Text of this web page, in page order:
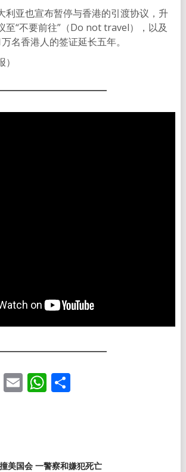
利亚也宣布暂停与香港的引渡协议，升
至“不要前往”（Do not travel），以及
名香港人的签证延长五年。
EmailWhatsApp
分
美国会 一警察和嫌犯死亡